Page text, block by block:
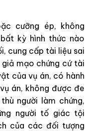
cưỡng ép, không
kỳ hình thức nào
cung cấp tài liệu sai
mạo chứng cứ tài
của vụ án, có hành
án, không được đe
người làm chứng,
người tố giác tội
của các đối tượng